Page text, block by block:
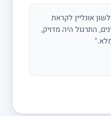
אונליין לקראת
התרגול היה מדויק,